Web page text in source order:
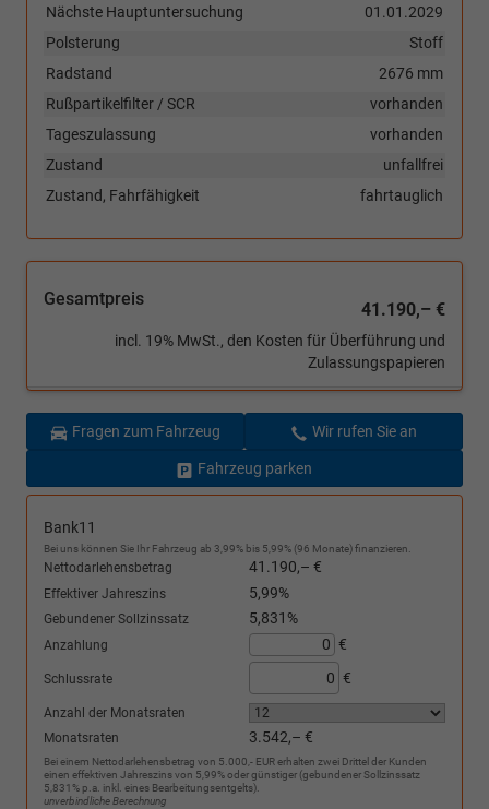
01.01.2029
Nächste Hauptuntersuchung
Stoff
Polsterung
2676 mm
Radstand
vorhanden
Rußpartikelfilter / SCR
vorhanden
Tageszulassung
unfallfrei
Zustand
fahrtauglich
Zustand, Fahrfähigkeit
Gesamtpreis
41.190,– €
incl. 19% MwSt., den Kosten für Überführung und
Zulassungspapieren
Fragen zum Fahrzeug Wir rufen Sie an
Fahrzeug parken
Bank11
Bei uns können Sie Ihr Fahrzeug ab 3,99% bis 5,99% (96 Monate) finanzieren.
Nettodarlehensbetrag 41.190,– €
Effektiver Jahreszins 5,99%
Gebundener Sollzinssatz 5,831%
Anzahlung €
Schlussrate €
Anzahl der Monatsraten
Monatsraten
3.542,– €
Bei einem Nettodarlehensbetrag von 5.000,- EUR erhalten zwei Drittel der Kunden
einen effektiven Jahreszins von 5,99% oder günstiger (gebundener Sollzinssatz
5,831% p.a. inkl. eines Bearbeitungsentgelts).
unverbindliche Berechnung